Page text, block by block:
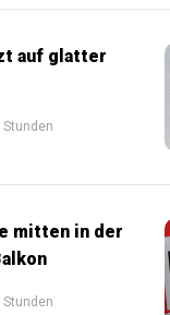
auf glatter
Stunden
mitten in der
Stunden